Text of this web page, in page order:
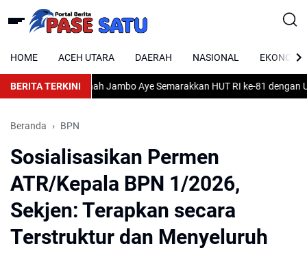
HOME ACEH UTARA DAERAH NASIONAL EKONOMI
BERITA TERKINI
Kecamatan Tanah Jambo Aye Semarakkan HUT RI ke-81 dengan
Beranda BPN
Sosialisasikan Permen
ATR/Kepala BPN 1/2026,
Sekjen: Terapkan secara
Terstruktur dan Menyeluruh